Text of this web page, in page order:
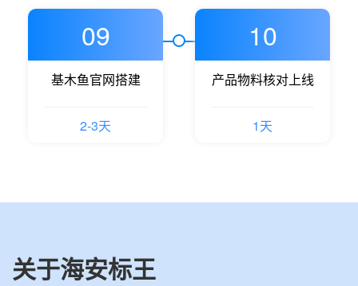
09
基木鱼官网搭建
2-3天
10
产品物料核对上线
1天
关于海安标王